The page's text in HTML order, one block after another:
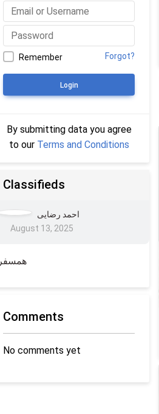
Remember Forgot?
Login
By submitting data you agree
to our Terms and Conditions
Classifieds
احمد رضایی
August 13, 2025
همسفر
Comments
No comments yet